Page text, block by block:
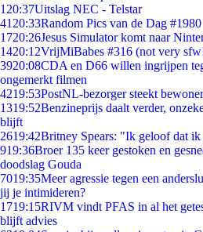
1 20:37Uitslag NEC - Telstar
41 20:33Random Pics van de Dag #1980
1720:26Jesus Simulator komt naar
1420:12VrijMiBabes #316 (not very
3920:08CDA en D66 willen ingrijpen
ongemerkt filmen
4219:53PostNL-bezorger steekt
1319:52Benzineprijs daalt verder,
blijft
2619:42Britney Spears: "Ik geloof dat ik
919:36Broer 135 keer gestoken en
doodslag Gouda
7019:35Meer agressie tegen een
jij je intimideren?
1719:15RIVM vindt PFAS in al het
blijft advies